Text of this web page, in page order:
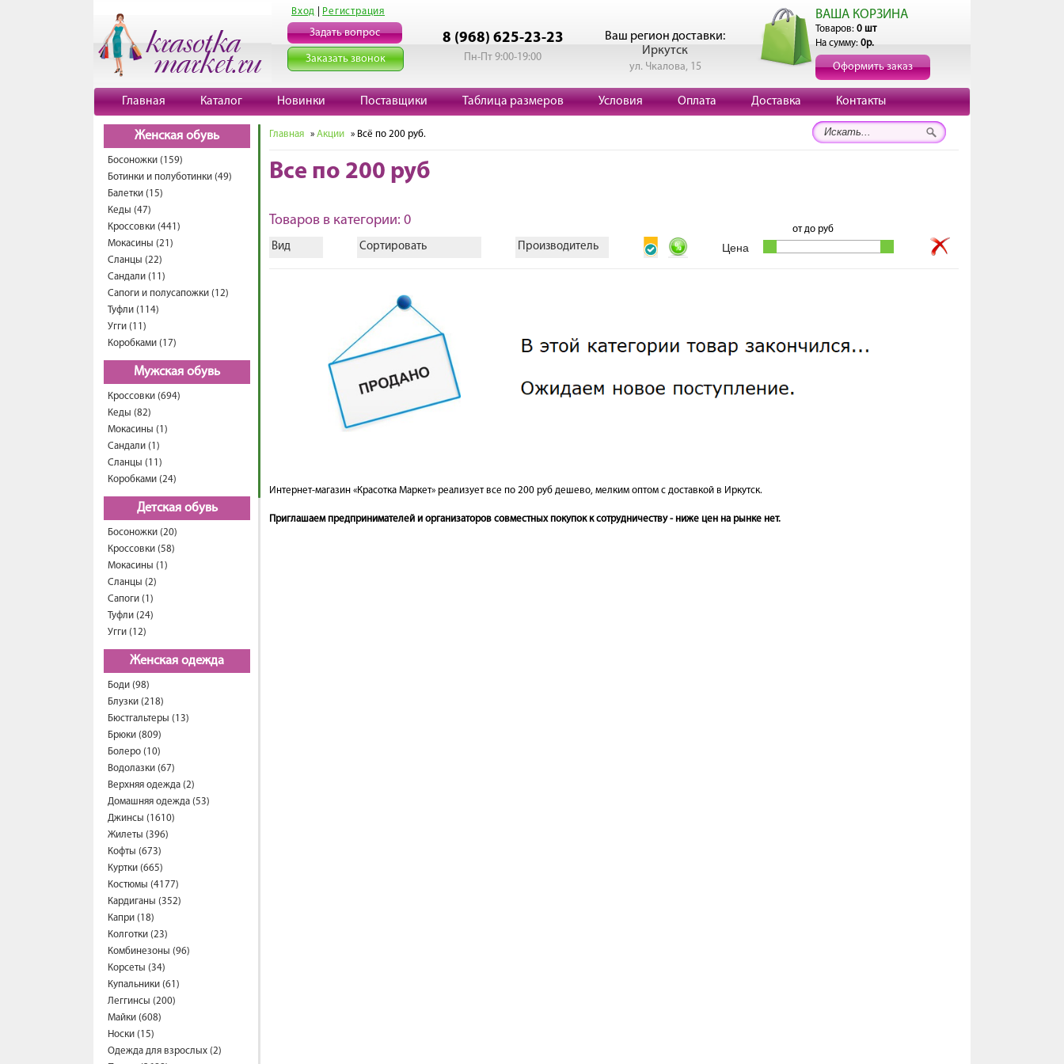
Вход Регистрация
Задать вопрос
Заказать звонок
8 (968) 625-23-23
Пн-Пт 9:00-19:00
Ваш регион доставки:
Иркутск
ул. Чкалова, 15
ВАША КОРЗИНА
Товаров: 0 шт
На сумму: 0р.
Оформить заказ
Главная Каталог Новинки Поставщики Таблица размеров Условия Оплата Доставка Контакты
Женская обувь
Босоножки (159)
Ботинки и полуботинки (49)
Балетки (15)
Кеды (47)
Кроссовки (441)
Мокасины (21)
Сланцы (22)
Сандали (11)
Сапоги и полусапожки (12)
Туфли (114)
Угги (11)
Коробками (17)
Мужская обувь
Кроссовки (694)
Кеды (82)
Мокасины (1)
Сандали (1)
Сланцы (11)
Коробками (24)
Детская обувь
Босоножки (20)
Кроссовки (58)
Мокасины (1)
Сланцы (2)
Сапоги (1)
Туфли (24)
Угги (12)
Женская одежда
Боди (98)
Блузки (218)
Бюстгальтеры (13)
Брюки (809)
Болеро (10)
Водолазки (67)
Верхняя одежда (2)
Домашняя одежда (53)
Джинсы (1610)
Жилеты (396)
Кофты (673)
Куртки (665)
Костюмы (4177)
Кардиганы (352)
Капри (18)
Колготки (23)
Комбинезоны (96)
Корсеты (34)
Купальники (61)
Леггинсы (200)
Майки (608)
Носки (15)
Одежда для взрослых (2)
Главная » Акции » Всё по 200 руб.
Все по 200 руб
Товаров в категории: 0
Вид Сортировать Производитель
отдо руб
Интернет-магазин «Красотка Маркет» реализует все по 200 руб дешево, мелким оптом с доставкой в Иркутск.
Приглашаем предпринимателей и организаторов совместных покупок к сотрудничеству - ниже цен на рынке нет.